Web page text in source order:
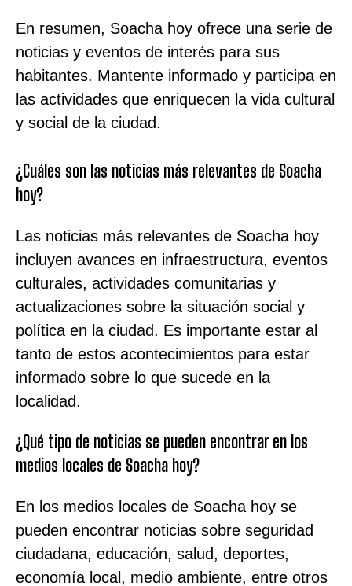
En resumen, Soacha hoy ofrece una serie de
noticias y eventos de interés para sus
habitantes. Mantente informado y participa en
las actividades que enriquecen la vida cultural
y social de la ciudad.
¿Cuáles son las noticias más relevantes de Soacha
hoy?
Las noticias más relevantes de Soacha hoy
incluyen avances en infraestructura, eventos
culturales, actividades comunitarias y
actualizaciones sobre la situación social y
política en la ciudad. Es importante estar al
tanto de estos acontecimientos para estar
informado sobre lo que sucede en la
localidad.
¿Qué tipo de noticias se pueden encontrar en los
medios locales de Soacha hoy?
En los medios locales de Soacha hoy se
pueden encontrar noticias sobre seguridad
ciudadana, educación, salud, deportes,
economía local, medio ambiente, entre otros